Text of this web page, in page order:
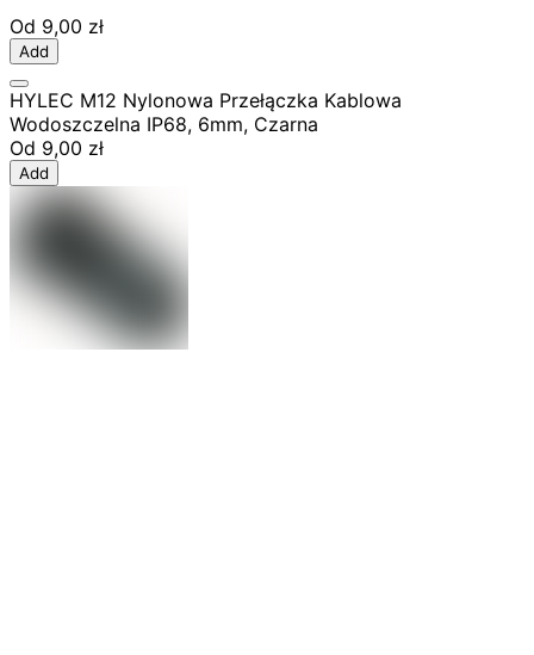
Od 9,00 zł
Add
HYLEC M12 Nylonowa Przełączka Kablowa
Wodoszczelna IP68, 6mm, Czarna
Od 9,00 zł
Add